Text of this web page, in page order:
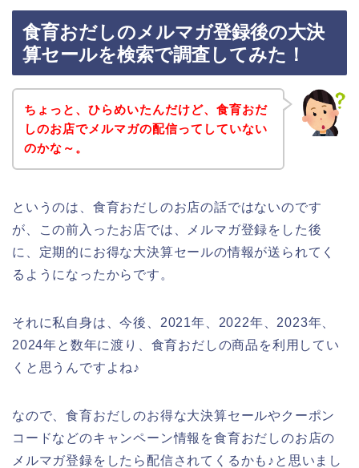
食育おだしのメルマガ登録後の大決
算セールを検索で調査してみた！
ちょっと、ひらめいたんだけど、食育おだ
しのお店でメルマガの配信ってしていない
のかな～。
というのは、食育おだしのお店の話ではないのです
が、この前入ったお店では、メルマガ登録をした後
に、定期的にお得な大決算セールの情報が送られてく
るようになったからです。
それに私自身は、今後、2021年、2022年、2023年、
2024年と数年に渡り、食育おだしの商品を利用してい
くと思うんですよね♪
なので、食育おだしのお得な大決算セールやクーポン
コードなどのキャンペーン情報を食育おだしのお店の
メルマガ登録をしたら配信されてくるかも♪と思いまし